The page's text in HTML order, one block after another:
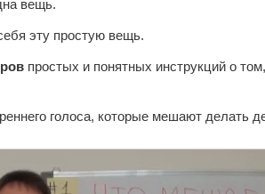
вещь.
эту простую вещь.
простых и понятных инструкций о
голоса, которые мешают делать